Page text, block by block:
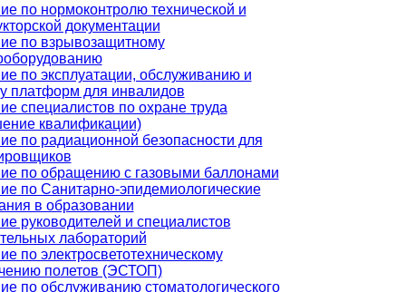
по нормоконтролю технической и
документации
по взрывозащитному
по эксплуатации, обслуживанию и
платформ для инвалидов
специалистов по охране труда
квалификации)
по радиационной безопасности для
по обращению с газовыми баллонами
по Санитарно-эпидемиологические
в образовании
руководителей и специалистов
лабораторий
по электросветотехническому
полетов (ЭСТОП)
по обслуживанию стоматологического